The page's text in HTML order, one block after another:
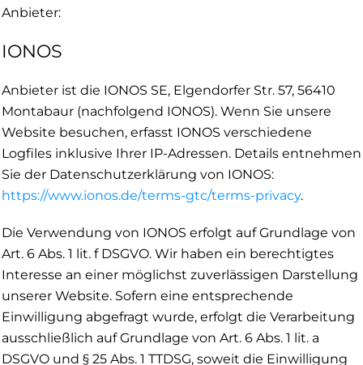
Anbieter:
IONOS
Anbieter ist die IONOS SE, Elgendorfer Str. 57, 56410
Montabaur (nachfolgend IONOS). Wenn Sie unsere
Website besuchen, erfasst IONOS verschiedene
Logfiles inklusive Ihrer IP-Adressen. Details entnehmen
Sie der Datenschutzerklärung von IONOS:
https://www.ionos.de/terms-gtc/terms-privacy.
Die Verwendung von IONOS erfolgt auf Grundlage von
Art. 6 Abs. 1 lit. f DSGVO. Wir haben ein berechtigtes
Interesse an einer möglichst zuverlässigen Darstellung
unserer Website. Sofern eine entsprechende
Einwilligung abgefragt wurde, erfolgt die Verarbeitung
ausschließlich auf Grundlage von Art. 6 Abs. 1 lit. a
DSGVO und § 25 Abs. 1 TTDSG, soweit die Einwilligung